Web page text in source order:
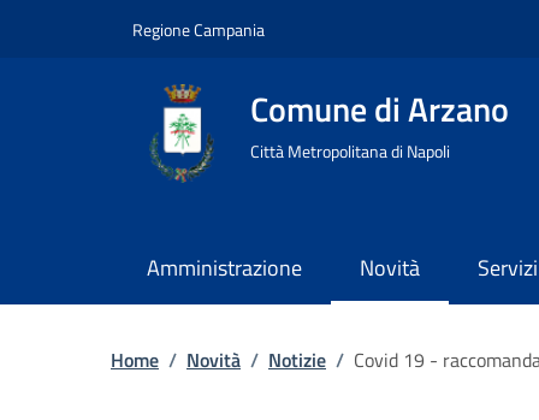
Regione Campania
Comune di Arzano
Città Metropolitana di Napoli
Amministrazione Novità Servizi
Home / Novità / Notizie / Covid 19 -